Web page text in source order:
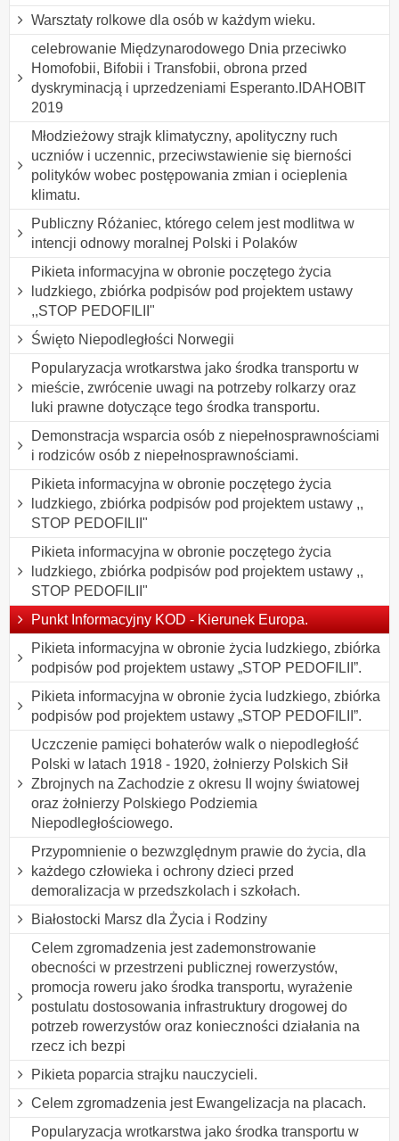
Warsztaty rolkowe dla osób w każdym wieku.
celebrowanie Międzynarodowego Dnia przeciwko
Homofobii, Bifobii i Transfobii, obrona przed
dyskryminacją i uprzedzeniami Esperanto.IDAHOBIT
2019
Młodzieżowy strajk klimatyczny, apolityczny ruch
uczniów i uczennic, przeciwstawienie się bierności
polityków wobec postępowania zmian i ocieplenia
klimatu.
Publiczny Różaniec, którego celem jest modlitwa w
intencji odnowy moralnej Polski i Polaków
Pikieta informacyjna w obronie poczętego życia
ludzkiego, zbiórka podpisów pod projektem ustawy
,,STOP PEDOFILII"
Święto Niepodległości Norwegii
Popularyzacja wrotkarstwa jako środka transportu w
mieście, zwrócenie uwagi na potrzeby rolkarzy oraz
luki prawne dotyczące tego środka transportu.
Demonstracja wsparcia osób z niepełnosprawnościami
i rodziców osób z niepełnosprawnościami.
Pikieta informacyjna w obronie poczętego życia
ludzkiego, zbiórka podpisów pod projektem ustawy ,,
STOP PEDOFILII"
Pikieta informacyjna w obronie poczętego życia
ludzkiego, zbiórka podpisów pod projektem ustawy ,,
STOP PEDOFILII"
Punkt Informacyjny KOD - Kierunek Europa.
Pikieta informacyjna w obronie życia ludzkiego, zbiórka
podpisów pod projektem ustawy „STOP PEDOFILII”.
Pikieta informacyjna w obronie życia ludzkiego, zbiórka
podpisów pod projektem ustawy „STOP PEDOFILII”.
Uczczenie pamięci bohaterów walk o niepodległość
Polski w latach 1918 - 1920, żołnierzy Polskich Sił
Zbrojnych na Zachodzie z okresu II wojny światowej
oraz żołnierzy Polskiego Podziemia
Niepodległościowego.
Przypomnienie o bezwzględnym prawie do życia, dla
każdego człowieka i ochrony dzieci przed
demoralizacja w przedszkolach i szkołach.
Białostocki Marsz dla Życia i Rodziny
Celem zgromadzenia jest zademonstrowanie
obecności w przestrzeni publicznej rowerzystów,
promocja roweru jako środka transportu, wyrażenie
postulatu dostosowania infrastruktury drogowej do
potrzeb rowerzystów oraz konieczności działania na
rzecz ich bezpi
Pikieta poparcia strajku nauczycieli.
Celem zgromadzenia jest Ewangelizacja na placach.
Popularyzacja wrotkarstwa jako środka transportu w